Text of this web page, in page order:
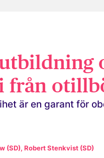
från
är en garant för
(SD), Robert Stenkvist (SD)